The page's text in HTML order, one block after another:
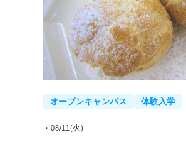
オープンキャンパス 体験入学
・08/11(火)